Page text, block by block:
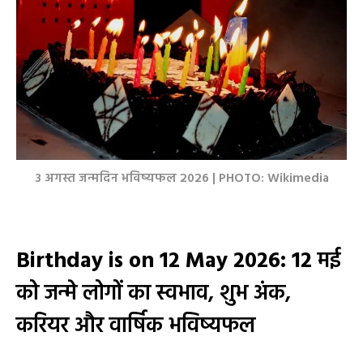
3 अगस्त जन्मदिन भविष्यफल 2026 | PHOTO: Wikimedia
Birthday is on 12 May 2026: 12मई
को जन्मे लोगों का स्वभाव, शुभ अंक,
करियर और वार्षिक भविष्यफल